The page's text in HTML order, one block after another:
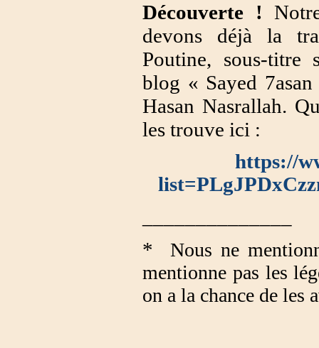
Découverte !
devons déjà la
Poutine, sous-titre
blog « Sayed
Hasan Nasrallah.
les trouve ici :
https://
* Nous ne
mentionne pas les
on a la chance de les